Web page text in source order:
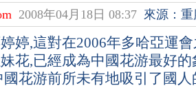
2008年04月18日 08:37來源：
,這對在2006年多哈亞運會
花,已經成為中國花游最好
花游前所未有地吸引了國人